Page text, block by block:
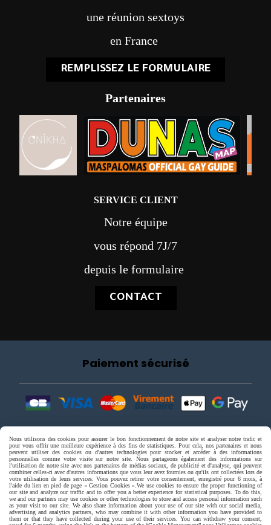
une réunion sextoys
en France
REMPLISSEZ LE FORMULAIRE
Partenaires
SERVICE CLIENT
Notre équipe
vous répond 7J/7
depuis le formulaire
CONTACT
Paiement sécurisé
Nous utilisons des cookies pour assurer le bon fonctionnement de notre site et analyser notre trafic et
pour vous offrir une meilleure expérience à des fins de statistiques. Pour cela, nos partenaires et nous
peuvent utiliser des cookies ou d'autres technologies pour stocker et accéder à des informations
personnelles comme votre visite sur notre site. Nous partageons également des informations sur
l'utilisation de notre site avec nos partenaires de médias sociaux, de publicité et d'analyse, qui peuvent
combiner celles-ci avec d'autres informations que vous leur avez fournies ou qu'ils ont collectées lors de
votre utilisation de leurs services. Vous pouvez retirer votre consentement, enregistré pour 6 mois, à
l'aide du lien en pied de page « Gestion Cookies ». We use cookies to ensure the proper functioning of
our site and analyze our traffic and to offer you a better experience for statistical purposes. To do this,
we and our partners may use cookies or other technologies to store and access personal information such
as your visit to our site. We also share information about your use of our site with our social media,
advertising and analytics partners, who may combine it with other information you have provided to
them or that they have collected during your use of their services. You can withdraw your consent,